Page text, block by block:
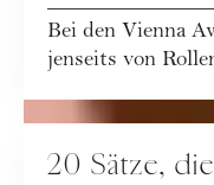
Bei den Vienna
jenseits von
De...
20 Sätze,